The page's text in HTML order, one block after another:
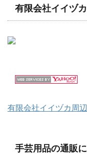
有限会社イイヅ
有限会社イイヅカ周
手芸用品の通販